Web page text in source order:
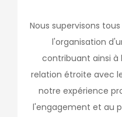
Nous supervisons
l'organisation
contribuant ainsi à
relation étroite avec
notre expérience
l'engagement et au